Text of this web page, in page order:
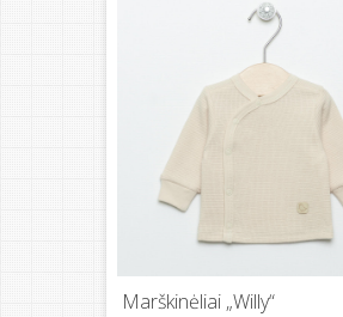
Marškinėliai „Willy“